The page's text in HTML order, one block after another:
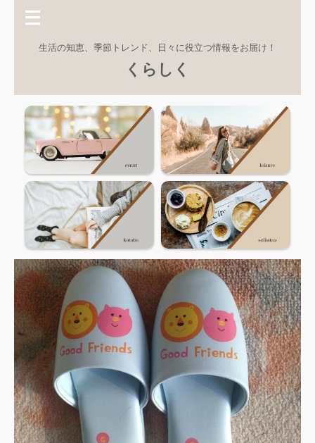
生活の知恵、季節トレンド、日々に役立つ情報をお届け！
くらしく